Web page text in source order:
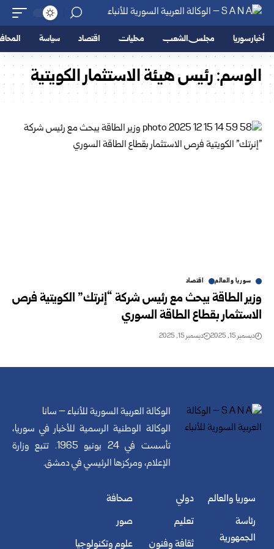
أخبار سوريا مجلس الشعب محليات اقتصاد سياسة
الوسم:رئيس هيئة الاستثمار الكويتية
سوريا والعالم اقتصاد
وزير الطاقة يبحث مع رئيس شركة “إنرتك” الكويتية فرص
الاستثمار بقطاع الطاقة السوري
ديسمبر 15, 2025 ديسمبر 15, 2025
الوكالة العربية السورية للأنباء – سانا
الوكالة الوطنية الرسمية للأخبار في سوريا،
تأسست في 24 يونيو 1965. تتبع وزارة
الإعلام، ومركزها الرئيسي في دمشق.
سوريا والعالم
رئاسة
الجمهورية
دولي
تعليم
ثقافة وفنون
صحافة
صور
علوم وتكنولوجيا